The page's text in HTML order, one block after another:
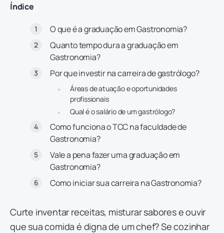
Índice
O que é a graduação em Gastronomia?
Quanto tempo dura a graduação em
Gastronomia?
Por que investir na carreira de gastrólogo?
Áreas de atuação e oportunidades
profissionais
Qual é o salário de um gastrólogo?
Como funciona o TCC na faculdade de
Gastronomia?
Vale a pena fazer uma graduação em
Gastronomia?
Como iniciar sua carreira na Gastronomia?
Curte inventar receitas, misturar sabores e ouvir
que sua comida é digna de um chef? Se cozinhar